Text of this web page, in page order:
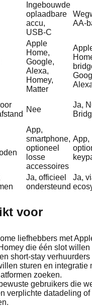
Ingebouwde
oplaadbare
accu,
USB‑C
Apple
Home,
Google,
Alexa,
Homey,
Matter
Nee
Ja,
App,
smartphone,
optioneel
losse
accessoires
App,
Ja, officieel
ondersteund
Ja,
voor
liefhebbers met
die één slot willen
short‑stay
sturen en integratie
zoeken.
gebruikers die
verplichte datadeling